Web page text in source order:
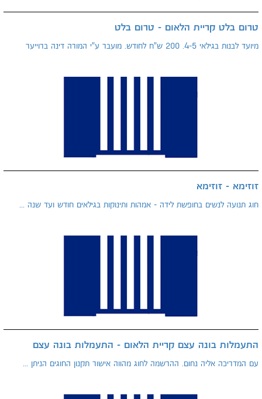
טרום בלט קריית הלאום - טרום בלט
מיועד לבנות בגילאי 4-5. 200 ש"ח לחודש. מועבר ע"י המורה דינה ברוייער
זוזימא - זוזימא
חוג תנועה לנשים בחופשת לידה - אמהות ותינוקות בגילאים חודש ועד שנה ...
התעמלות בונה עצם קריית הלאום - התעמלות בונה עצם
עם המדריכה אליה נחום. ההרשמה לחוג מהווה אישור תקנון החוגים הניתן ...